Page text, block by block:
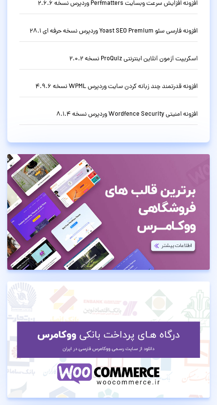
افزونه افزایش سرعت وبسایت Perfmatters وردپرس نسخه 2.6.6
افزونه فارسی سئو Yoast SEO Premium وردپرس نسخه حرفه ای 28.1
اسکریپت آزمون آنلاین اینترنتی ProQuiz نسخه 2.0.2
افزونه قدرتمند چند زبانه کردن سایت وردپرس WPML نسخه 4.9.6
افزونه امنیتی Wordfence Security وردپرس نسخه 8.1.4